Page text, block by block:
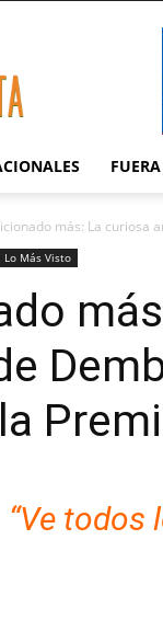
más: La curiosa
Lo Más Visto
“Ve todos